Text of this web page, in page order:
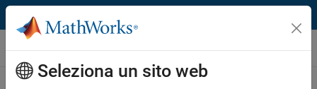
Vai al contenuto
Video
Videos Home Search
Seleziona un sito web